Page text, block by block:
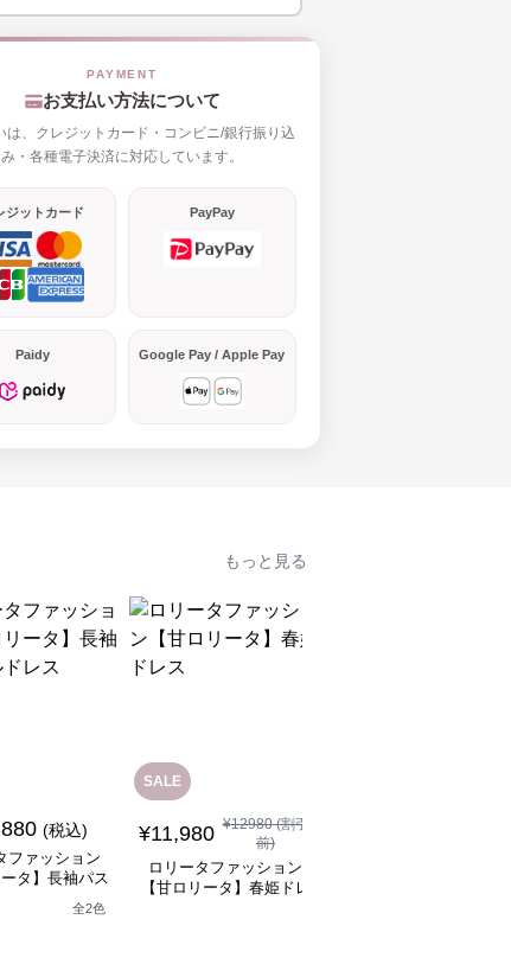
お支払い方法について
は、クレジットカード・コンビニ/銀行振り込
み・各種電子決済に対応しています。
ジットカード PayPay
Paidy Google Pay / Apple Pay
もっと見る
(税込)
ファッション
ータ】長袖パス
全2色
SALE
¥11,980 ¥12980(割引
前)
ロリータファッション
【甘ロリータ】春姫ドレ